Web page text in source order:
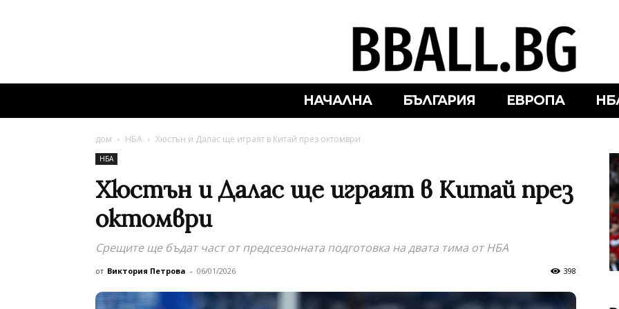
НАЧАЛНА БЪЛГАРИЯ ЕВРОПА
дом НБА Хюстън и Далас ще играят в Китай през октомври
НБА
Хюстън и Далас ще играят в Китай през
октомври
Срещите ще бъдат част от предсезонната подготовка на двата тима от НБА
от Виктория Петрова - 06/01/2026 398